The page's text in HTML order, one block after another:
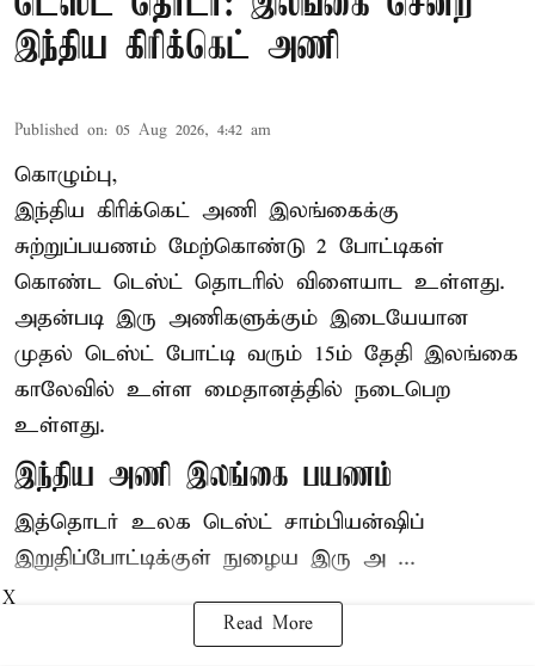
இந்திய கிரிக்கெட் அணி
Published on: 05 Aug 2026, 4:42 am
கொழும்பு,
இந்திய கிரிக்கெட் அணி இலங்கைக்கு
சுற்றுப்பயணம் மேற்கொண்டு 2 போட்டிகள்
கொண்ட டெஸ்ட் தொடரில் விளையாட உள்ளது.
அதன்படி இரு அணிகளுக்கும் இடையேயான
முதல் டெஸ்ட் போட்டி வரும் 15ம் தேதி இலங்கை
காலேவில் உள்ள மைதானத்தில் நடைபெற
உள்ளது.
இந்திய அணி இலங்கை பயணம்
இத்தொடர் உலக டெஸ்ட் சாம்பியன்ஷிப்
இறுதிப்போட்டிக்குள் நுழைய இரு அ ...
Read More
X